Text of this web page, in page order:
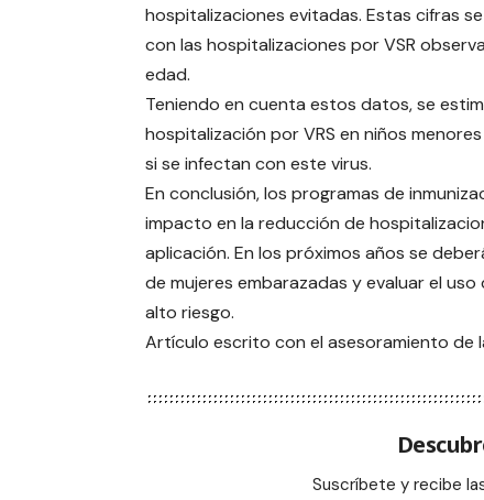
hospitalizaciones evitadas. Estas cifras
con las hospitalizaciones por VSR
edad.
Teniendo en cuenta estos datos, se
hospitalización por VRS en niños
si se infectan con este virus.
En conclusión, los programas de
impacto en la reducción de
aplicación. En los próximos años se
de mujeres embarazadas y evaluar el
alto riesgo.
Artículo escrito con el asesoramiento de
Suscríbete y recibe